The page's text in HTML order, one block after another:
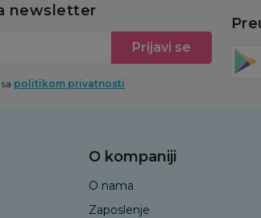
newsletter
Prijavi se
politikom privatnosti
O kompaniji
O nama
Zaposlenje